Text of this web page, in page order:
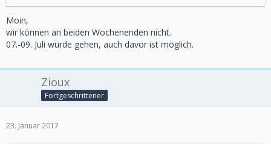
Moin,
wir können an beiden Wochenenden nicht.
07.-09. Juli würde gehen, auch davor ist möglich.
Zioux
Fortgeschrittener
23. Januar 2017